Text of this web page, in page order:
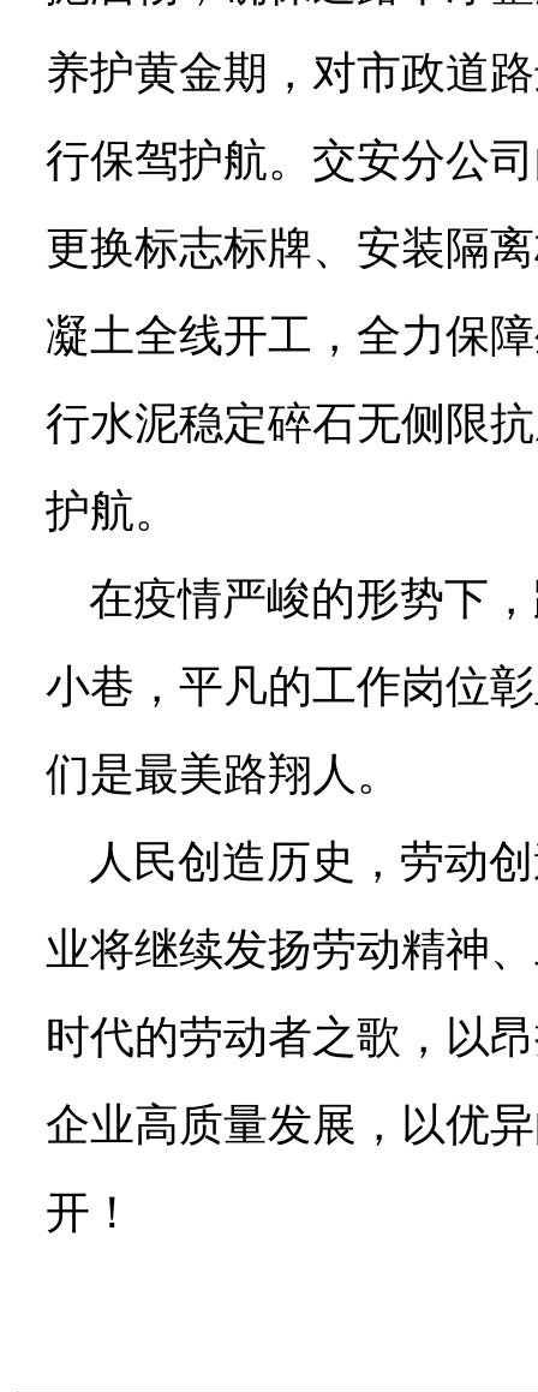
养护黄金期，对市政道
行保驾护航。交安分公
更换标志标牌、安装隔
凝土全线开工，全力保
行水泥稳定碎石无侧限
护航。
在疫情严峻的形势下
小巷，平凡的工作岗位
们是最美路翔人。
人民创造历史，劳动创
业将继续发扬劳动精神
时代的劳动者之歌，以
企业高质量发展，以优
开！